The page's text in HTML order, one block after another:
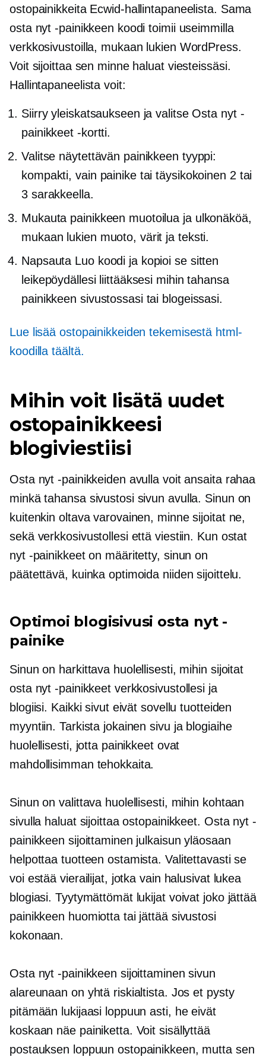
ostopainikkeita Ecwid-hallintapaneelista. Sama
osta nyt -painikkeen koodi toimii useimmilla
verkkosivustoilla, mukaan lukien WordPress.
Voit sijoittaa sen minne haluat viesteissäsi.
Hallintapaneelista voit:
Siirry yleiskatsaukseen ja valitse Osta nyt -
painikkeet -kortti.
Valitse näytettävän painikkeen tyyppi:
kompakti, vain painike tai täysikokoinen 2 tai
3 sarakkeella.
Mukauta painikkeen muotoilua ja ulkonäköä,
mukaan lukien muoto, värit ja teksti.
Napsauta Luo koodi ja kopioi se sitten
leikepöydällesi liittääksesi mihin tahansa
painikkeen sivustossasi tai blogeissasi.
Lue lisää ostopainikkeiden tekemisestä html-
koodilla täältä.
Mihin voit lisätä uudet
ostopainikkeesi
blogiviestiisi
Osta nyt -painikkeiden avulla voit ansaita rahaa
minkä tahansa sivustosi sivun avulla. Sinun on
kuitenkin oltava varovainen, minne sijoitat ne,
sekä verkkosivustollesi että viestiin. Kun ostat
nyt -painikkeet on määritetty, sinun on
päätettävä, kuinka optimoida niiden sijoittelu.
Optimoi blogisivusi osta nyt -
painike
Sinun on harkittava huolellisesti, mihin sijoitat
osta nyt -painikkeet verkkosivustollesi ja
blogiisi. Kaikki sivut eivät sovellu tuotteiden
myyntiin. Tarkista jokainen sivu ja blogiaihe
huolellisesti, jotta painikkeet ovat
mahdollisimman tehokkaita.
Sinun on valittava huolellisesti, mihin kohtaan
sivulla haluat sijoittaa ostopainikkeet. Osta nyt -
painikkeen sijoittaminen julkaisun yläosaan
helpottaa tuotteen ostamista. Valitettavasti se
voi estää vierailijat, jotka vain halusivat lukea
blogiasi. Tyytymättömät lukijat voivat joko jättää
painikkeen huomiotta tai jättää sivustosi
kokonaan.
Osta nyt -painikkeen sijoittaminen sivun
alareunaan on yhtä riskialtista. Jos et pysty
pitämään lukijaasi loppuun asti, he eivät
koskaan näe painiketta. Voit sisällyttää
postauksen loppuun ostopainikkeen, mutta sen